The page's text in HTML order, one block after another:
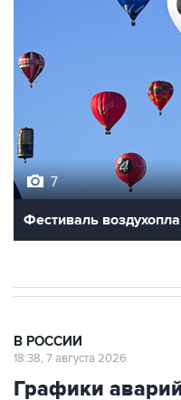
7
Фестиваль
В РОССИИ
18:38, 7 августа 2026
Графики